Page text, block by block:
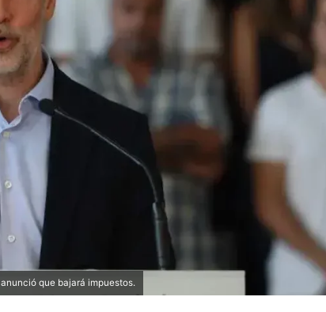
que bajará impuestos.